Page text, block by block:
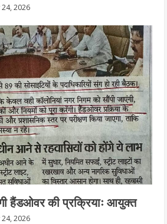
24, 2026
हैंडओवर की प्रक्रियाः आयुक्त
24, 2026